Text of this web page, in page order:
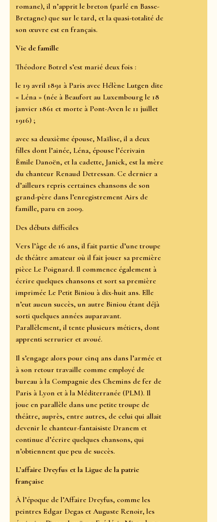
romane), il n’apprit le breton (parlé en Basse-
Bretagne) que sur le tard, et la quasi-totalité de
son œuvre est en français.
Vie de famille
Théodore Botrel s’est marié deux fois :
le 19 avril 1891 à Paris avec Hélène Lutgen dite
« Léna » (née à Beaufort au Luxembourg le 18
janvier 1861 et morte à Pont-Aven le 11 juillet
1916) ;
avec sa deuxième épouse, Maïlise, il a deux
filles dont l’ainée, Léna, épouse l’écrivain
Émile Danoën, et la cadette, Janick, est la mère
du chanteur Renaud Detressan. Ce dernier a
d’ailleurs repris certaines chansons de son
grand-père dans l’enregistrement Airs de
famille, paru en 2009.
Des débuts difficiles
Vers l’âge de 16 ans, il fait partie d’une troupe
de théâtre amateur où il fait jouer sa première
pièce Le Poignard. Il commence également à
écrire quelques chansons et sort sa première
imprimée Le Petit Biniou à dix-huit ans. Elle
n’eut aucun succès, un autre Biniou étant déjà
sorti quelques années auparavant.
Parallèlement, il tente plusieurs métiers, dont
apprenti serrurier et avoué.
Il s’engage alors pour cinq ans dans l’armée et
à son retour travaille comme employé de
bureau à la Compagnie des Chemins de fer de
Paris à Lyon et à la Méditerranée (PLM). Il
joue en parallèle dans une petite troupe de
théâtre, auprès, entre autres, de celui qui allait
devenir le chanteur-fantaisiste Dranem et
continue d’écrire quelques chansons, qui
n’obtiennent que peu de succès.
L’affaire Dreyfus et la Ligue de la patrie
française
À l’époque de l’Affaire Dreyfus, comme les
peintres Edgar Degas et Auguste Renoir, les